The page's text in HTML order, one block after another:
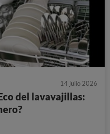
14 julio 2026
del lavavajillas: